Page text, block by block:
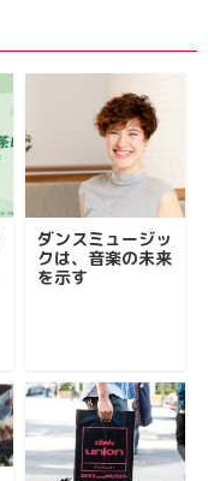
ダンスミュージッ
クは、音楽の未来
を示す